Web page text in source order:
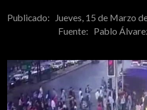
Publicado: Jueves, 15 de Marzo
Fuente: Pablo